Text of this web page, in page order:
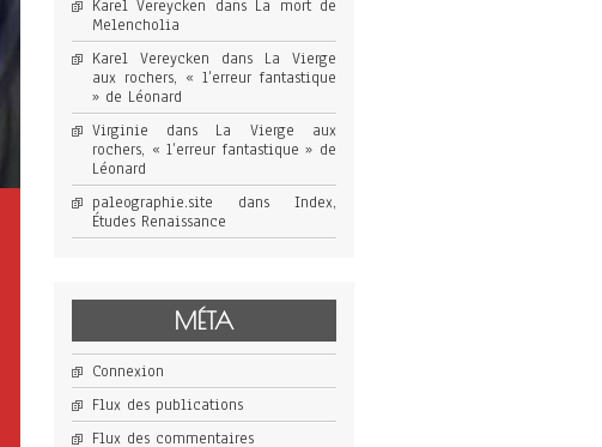
Karel Vereycken dans La mort de
Melencholia
Karel Vereycken dans La Vierge
aux rochers, « l’erreur fantastique
» de Léonard
Virginie dans La Vierge aux
rochers, « l’erreur fantastique » de
Léonard
paleographie.site dans Index,
Études Renaissance
MÉTA
Connexion
Flux des publications
Flux des commentaires